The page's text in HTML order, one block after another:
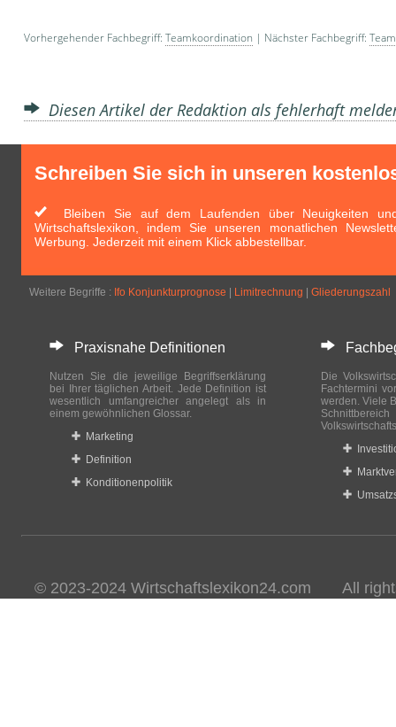
Vorhergehender Fachbegriff: Teamkoordination | Nächster Fachbegriff:
Diesen Artikel der Redaktion als fehlerhaft
Schreiben Sie sich in unseren
Bleiben Sie auf dem Laufenden über Neuigkeiten
Wirtschaftslexikon, indem Sie unseren monatlichen
Werbung. Jederzeit mit einem Klick abbestellbar.
Weitere Begriffe : Ifo Konjunkturprognose Limitrechnung Gliederungszahl
Praxisnahe Definitionen
Nutzen Sie die jeweilige Begriffserklärung
bei Ihrer täglichen Arbeit. Jede Definition ist
wesentlich umfangreicher angelegt als in
einem gewöhnlichen Glossar.
Marketing
Definition
Konditionenpolitik
Die
Fachtermini
werden. Viele
© 2023-2024 Wirtschaftslexikon24.com All